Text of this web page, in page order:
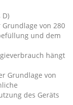
D)
von 280
und dem
hängt
Grundlage von
des Geräts